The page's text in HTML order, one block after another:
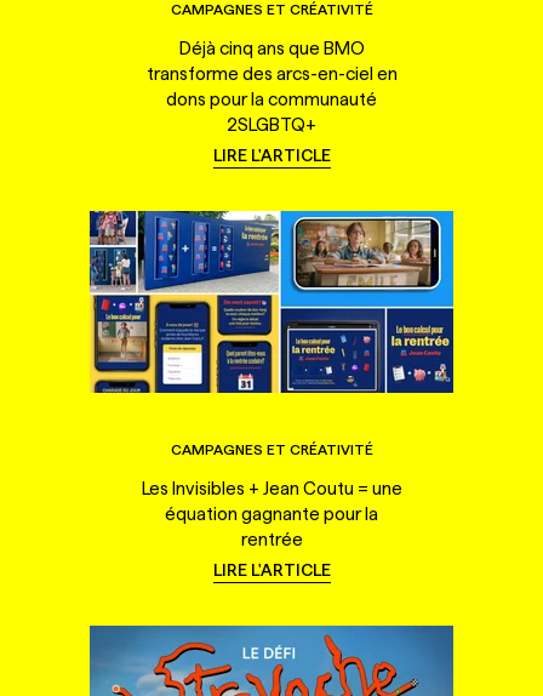
CAMPAGNES ET CRÉATIVITÉ
Déjà cinq ans que BMO
transforme des arcs-en-ciel en
dons pour la communauté
2SLGBTQ+
LIRE L'ARTICLE
CAMPAGNES ET CRÉATIVITÉ
Les Invisibles + Jean Coutu = une
équation gagnante pour la
rentrée
LIRE L'ARTICLE